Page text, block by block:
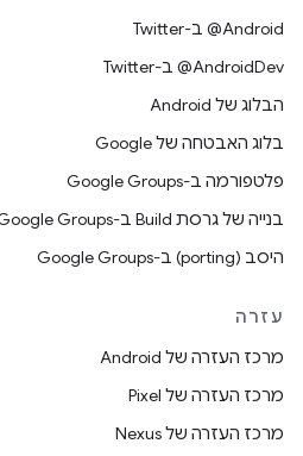
‎@Android ב-Twitter
‎@AndroidDev ב-Twitter
הבלוג של Android
בלוג האבטחה של Google
פלטפורמה ב-Google Groups
בנייה של גרסת Build ב-Google Groups
היסב (porting) ב-Google Groups
עזרה
מרכז העזרה של Android
מרכז העזרה של Pixel
מרכז העזרה של Nexus